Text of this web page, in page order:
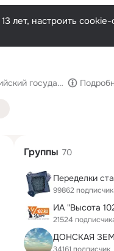
лет, настроить
государственный
Группы 70
Переделки
99862
21524
34161 подписчик